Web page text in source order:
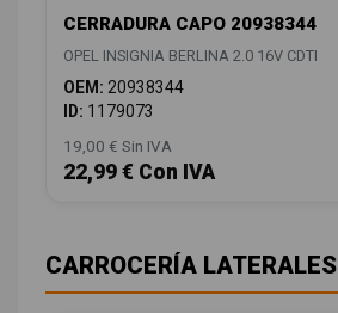
CERRADURA CAPO 20938344
OPEL INSIGNIA BERLINA 2.0 16V CDTI
OEM: 20938344
ID: 1179073
19,00 € Sin IVA
22,99 € Con IVA
CARROCERÍA LATERALES